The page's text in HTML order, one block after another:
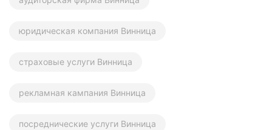
юридическая компания Винница
страховые услуги Винница
рекламная кампания Винница
посреднические услуги Винница